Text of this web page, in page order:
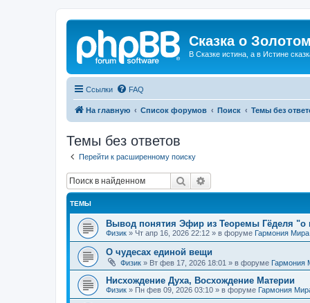
Сказка о
В Сказке истина, а в Истине
Ссылки FAQ
На главную Список форумов Поиск Темы без
Темы без ответов
Перейти к расширенному поиску
Поиск
ТЕМЫ
Вывод понятия Эфир из Теоремы Гёделя "о
Физик » Чт апр 16, 2026 22:12 » в форуме Гармония Мира
О чудесах единой вещи
Физик » Вт фев 17, 2026 18:01 » в форуме Гармония
Нисхождение Духа, Восхождение Материи
Физик » Пн фев 09, 2026 03:10 » в форуме Гармония